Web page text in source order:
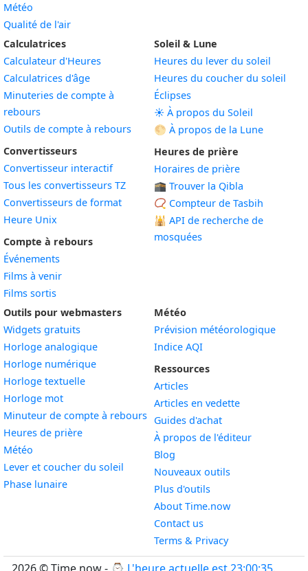
Météo
Qualité de l'air
Calculatrices
Calculateur d'Heures
Calculatrices d'âge
Minuteries de compte à
rebours
Outils de compte à rebours
Convertisseurs
Convertisseur interactif
Tous les convertisseurs TZ
Convertisseurs de format
Heure Unix
Compte à rebours
Événements
Films à venir
Films sortis
Soleil & Lune
Heures du lever du soleil
Heures du coucher du soleil
Éclipses
☀️ À propos du Soleil
🌕 À propos de la Lune
Heures de prière
Horaires de prière
🕋 Trouver la Qibla
📿 Compteur de Tasbih
🕌 API de recherche de
mosquées
Outils pour webmasters
Widgets gratuits
Horloge analogiqueWidget
Horloge numériqueWidget
Horloge textuelleWidget
Horloge motWidget
Minuteur de compte à rebours Widget
Heures de prièreWidget
Météo
Lever et coucher du soleil
Phase lunaireWidget
Météo
Prévision météorologique
Indice AQI
Ressources
Articles
Articles en vedette
Guides d'achat
À propos de l'éditeur
Blog
Nouveaux outils
Plus d'outils
About Time.now
Contact us
Terms & Privacy